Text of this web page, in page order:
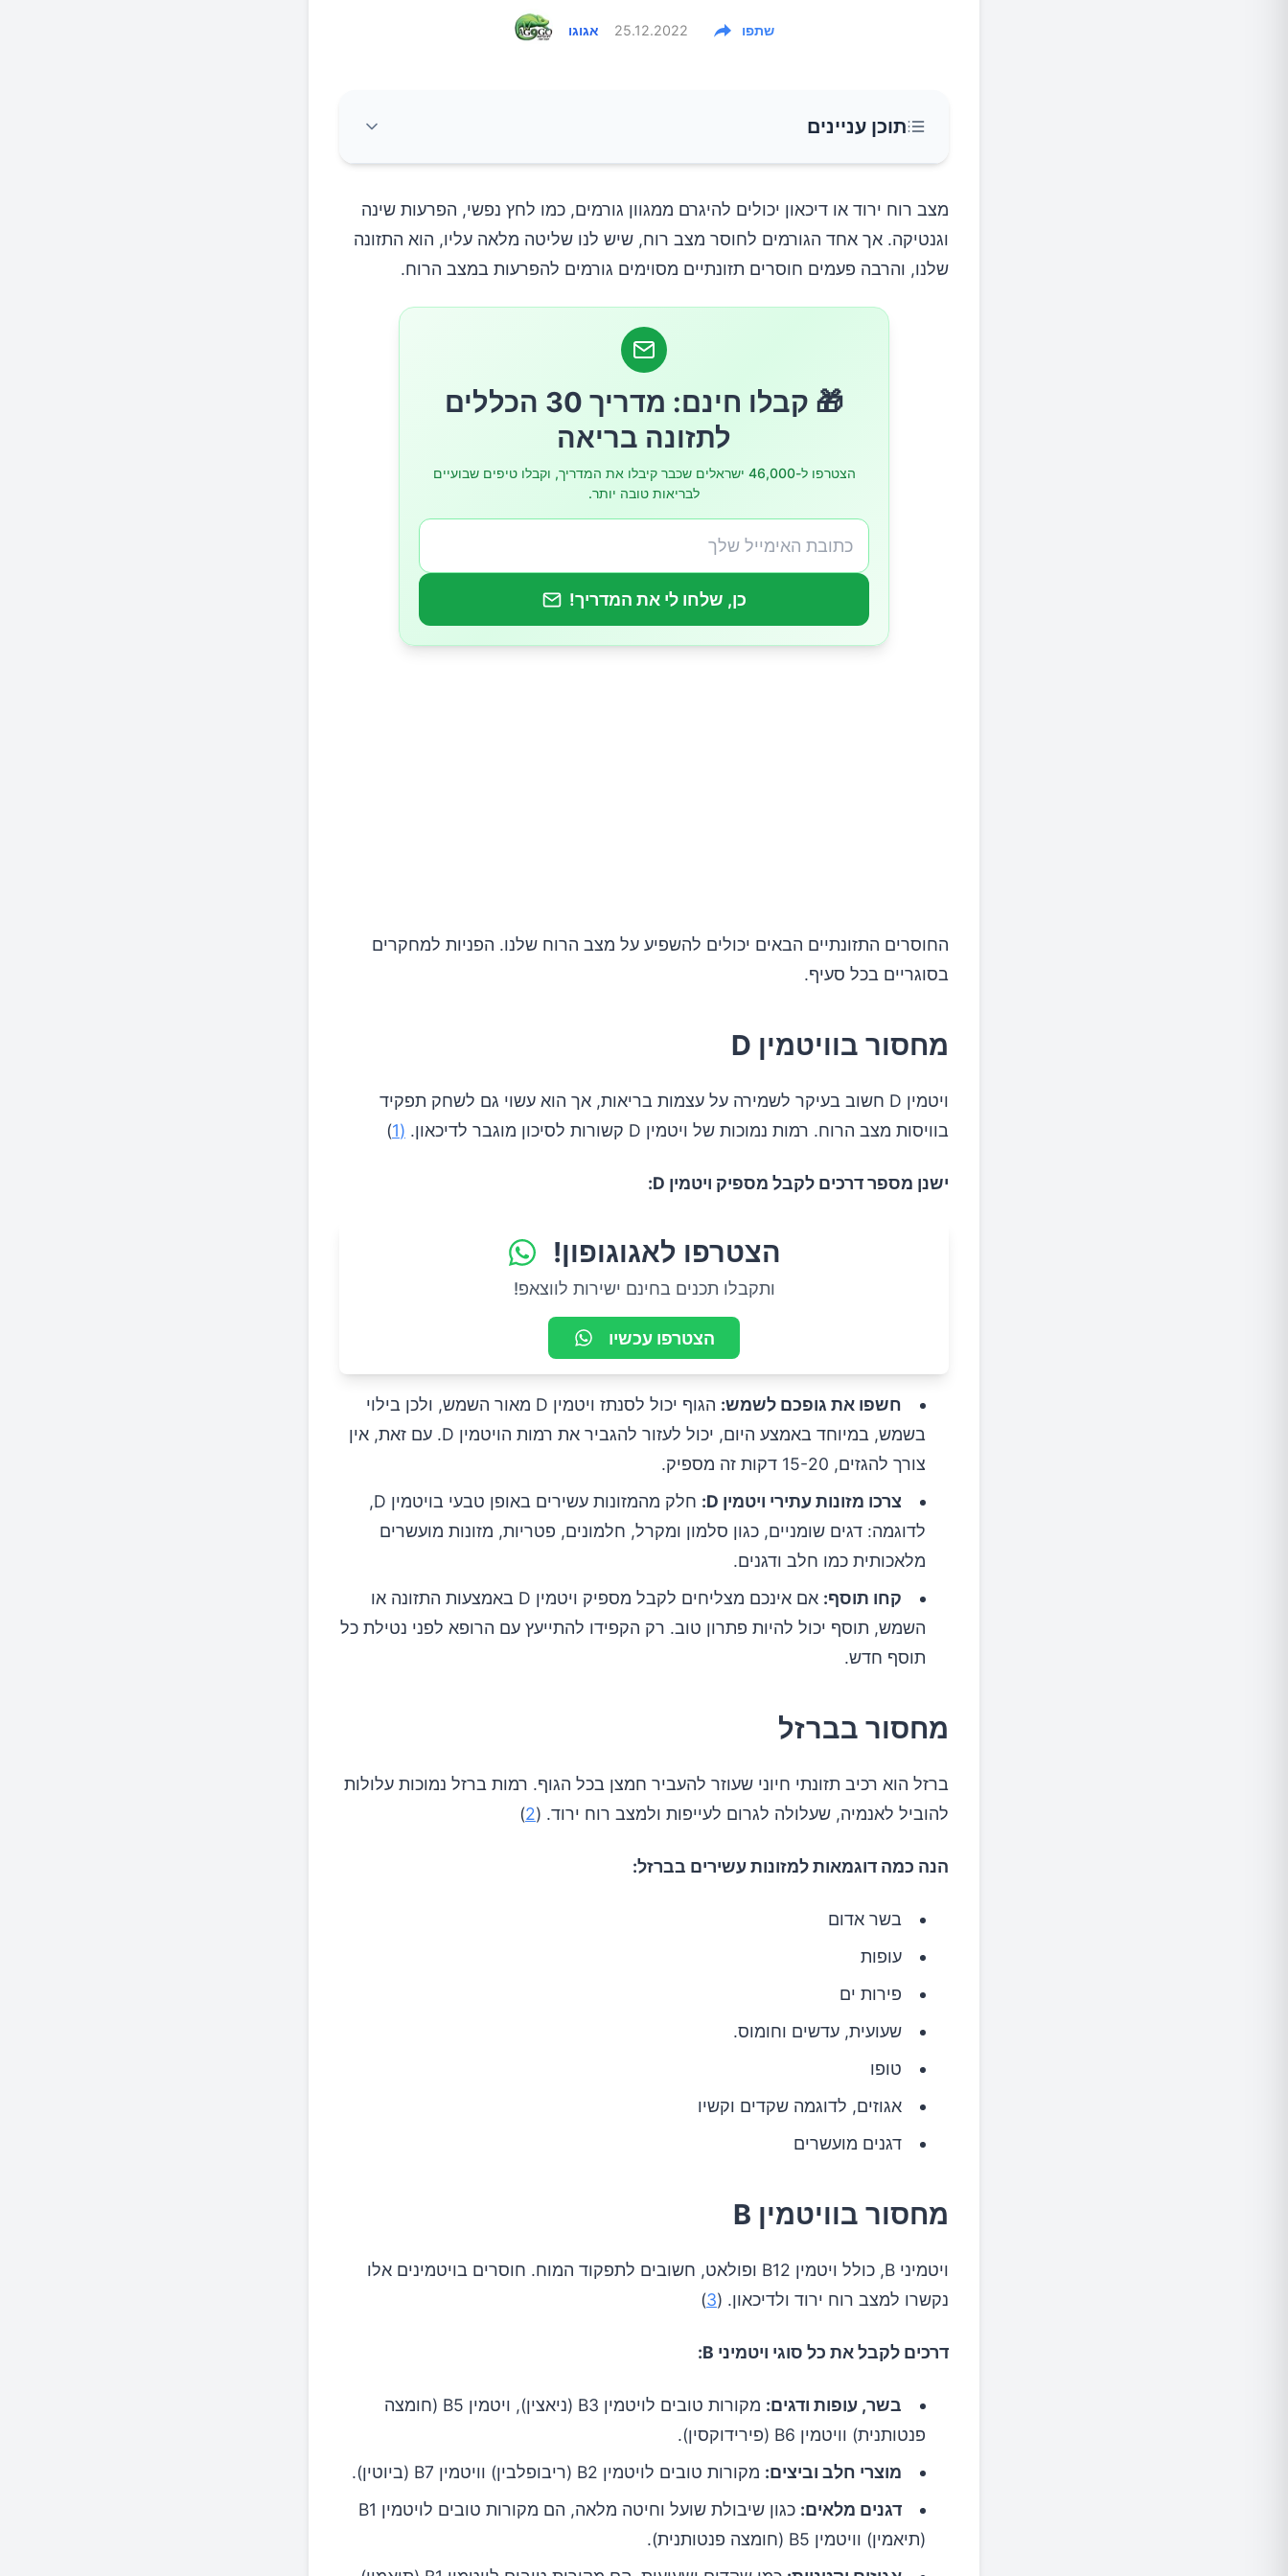
אגוגו 25.12.2022 שתפו
תוכן עניינים
מחסור בוויטמין D
מחסור בברזל
מחסור בוויטמין B
מצב רוח ירוד או דיכאון יכולים להיגרם ממגוון גורמים, כמו לחץ נפשי, הפרעות שינה
וגנטיקה. אך אחד הגורמים לחוסר מצב רוח, שיש לנו שליטה מלאה עליו, הוא התזונה
שלנו, והרבה פעמים חוסרים תזונתיים מסוימים גורמים להפרעות במצב הרוח.
🎁 קבלו חינם: מדריך 30 הכללים
לתזונה בריאה
הצטרפו ל-46,000 ישראלים שכבר קיבלו את המדריך, וקבלו טיפים שבועיים
לבריאות טובה יותר.
כן, שלחו לי את המדריך!
החוסרים התזונתיים הבאים יכולים להשפיע על מצב הרוח שלנו. הפניות למחקרים
בסוגריים בכל סעיף.
מחסור בוויטמין D
ויטמין D חשוב בעיקר לשמירה על עצמות בריאות, אך הוא עשוי גם לשחק תפקיד
בוויסות מצב הרוח. רמות נמוכות של ויטמין D קשורות לסיכון מוגבר לדיכאון.
(1
)
ישנן מספר דרכים לקבל מספיק ויטמין D:
הצטרפו לאגוגופון!
ותקבלו תכנים בחינם ישירות לווצאפ!
הצטרפו עכשיו
חשפו את גופכם לשמש:
הגוף יכול לסנתז ויטמין D מאור השמש, ולכן בילוי
בשמש, במיוחד באמצע היום, יכול לעזור להגביר את רמות הויטמין D. עם זאת, אין
צורך להגזים, 15-20 דקות זה מספיק.
צרכו מזונות עתירי ויטמין D:
חלק מהמזונות עשירים באופן טבעי בויטמין D,
לדוגמה: דגים שומניים, כגון סלמון ומקרל, חלמונים, פטריות, מזונות מועשרים
מלאכותית כמו חלב ודגנים.
קחו תוסף:
אם אינכם מצליחים לקבל מספיק ויטמין D באמצעות התזונה או
השמש, תוסף יכול להיות פתרון טוב. רק הקפידו להתייעץ עם הרופא לפני נטילת כל
תוסף חדש.
מחסור בברזל
ברזל הוא רכיב תזונתי חיוני שעוזר להעביר חמצן בכל הגוף. רמות ברזל נמוכות עלולות
להוביל לאנמיה, שעלולה לגרום לעייפות ולמצב רוח ירוד. (2
)
הנה כמה דוגמאות למזונות עשירים בברזל:
בשר אדום
עופות
פירות ים
שעועית, עדשים וחומוס.
טופו
אגוזים, לדוגמה שקדים וקשיו
דגנים מועשרים
מחסור בוויטמין B
ויטמיני B, כולל ויטמין B12 ופולאט, חשובים לתפקוד המוח. חוסרים בויטמינים אלו
נקשרו למצב רוח ירוד ולדיכאון. (3
)
דרכים לקבל את כל סוגי ויטמיני B:
בשר, עופות ודגים:
מקורות טובים לויטמין B3 (ניאצין), ויטמין B5 (חומצה
פנטותנית) וויטמין B6 (פירידוקסין).
מוצרי חלב וביצים: מקורות טובים לויטמין B2 (ריבופלבין) וויטמין B7 (ביוטין).
דגנים מלאים:
כגון שיבולת שועל וחיטה מלאה, הם מקורות טובים לויטמין B1
(תיאמין) וויטמין B5 (חומצה פנטותנית).